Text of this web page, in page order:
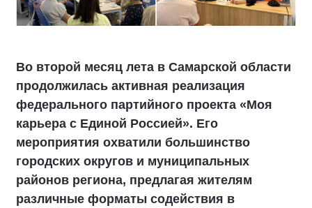
Во второй месяц лета в Самарской области
продолжилась активная реализация
федерального партийного проекта «Моя
карьера с Единой Россией». Его
мероприятия охватили большинство
городских округов и муниципальных
районов региона, предлагая жителям
различные форматы содействия в